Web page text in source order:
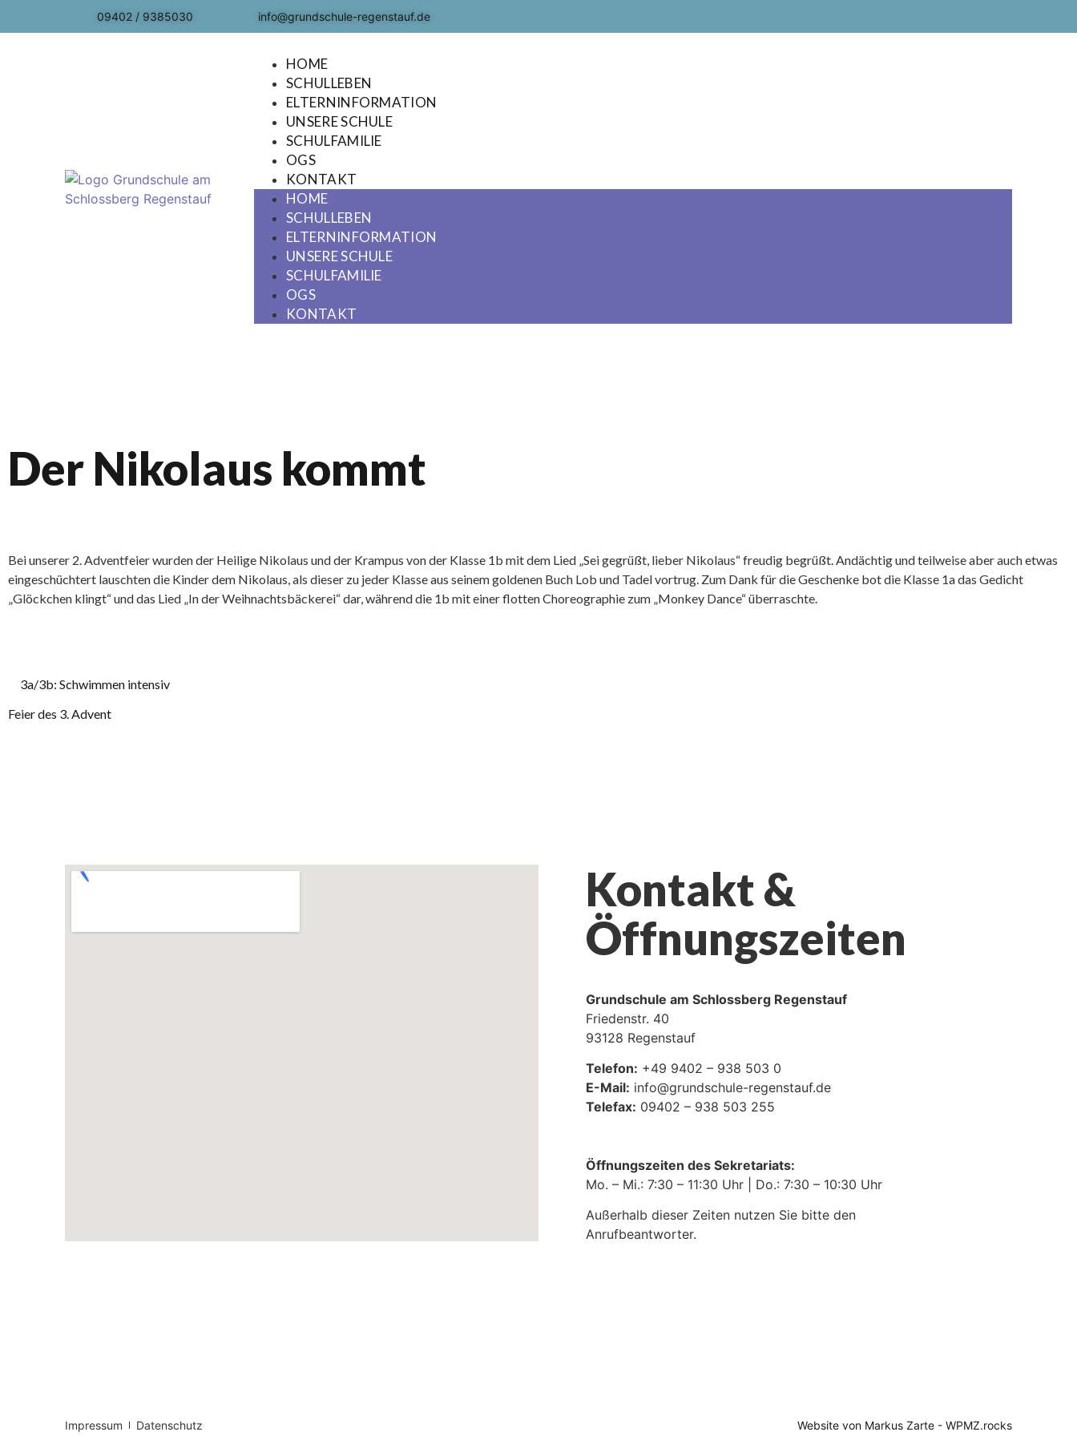
09402 / 9385030 info@grundschule-regenstauf.de
HOME
SCHULLEBEN
ELTERNINFORMATION
UNSERE SCHULE
SCHULFAMILIE
OGS
KONTAKT
HOME
SCHULLEBEN
ELTERNINFORMATION
UNSERE SCHULE
SCHULFAMILIE
OGS
KONTAKT
Der Nikolaus kommt
Bei unserer 2. Adventfeier wurden der Heilige Nikolaus und der Krampus von der Klasse 1b mit dem Lied „Sei gegrüßt, lieber Nikolaus“ freudig begrüßt. Andächtig und teilweise aber auch etwas
eingeschüchtert lauschten die Kinder dem Nikolaus, als dieser zu jeder Klasse aus seinem goldenen Buch Lob und Tadel vortrug. Zum Dank für die Geschenke bot die Klasse 1a das Gedicht
„Glöckchen klingt“ und das Lied „In der Weihnachtsbäckerei“ dar, während die 1b mit einer flotten Choreographie zum „Monkey Dance“ überraschte.
3a/3b: Schwimmen intensiv
Feier des 3. Advent
Kontakt &
Öffnungszeiten
Grundschule am Schlossberg Regenstauf
Friedenstr. 40
93128 Regenstauf
Telefon: +49 9402 – 938 503 0
E-Mail: info@grundschule-regenstauf.de
Telefax: 09402 – 938 503 255
Öffnungszeiten des Sekretariats:
Mo. – Mi.: 7:30 – 11:30 Uhr | Do.: 7:30 – 10:30 Uhr
Außerhalb dieser Zeiten nutzen Sie bitte den
Anrufbeantworter.
Impressum Datenschutz Website von Markus Zarte - WPMZ.rocks